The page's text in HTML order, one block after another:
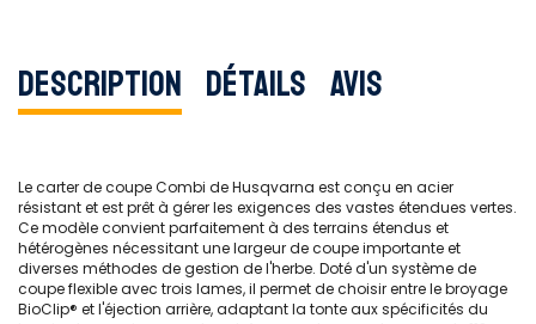
Description Détails Avis
Le carter de coupe Combi de Husqvarna est conçu en acier
résistant et est prêt à gérer les exigences des vastes étendues vertes.
Ce modèle convient parfaitement à des terrains étendus et
hétérogènes nécessitant une largeur de coupe importante et
diverses méthodes de gestion de l'herbe. Doté d'un système de
coupe flexible avec trois lames, il permet de choisir entre le broyage
BioClip® et l'éjection arrière, adaptant la tonte aux spécificités du